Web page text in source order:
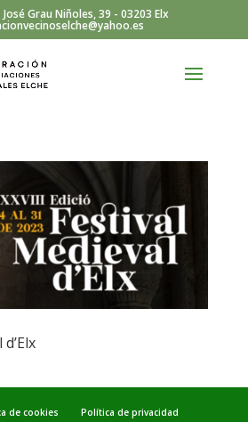
Grau Niñoles, 39 - 03203 Elx
de cookies
Política de privacidad